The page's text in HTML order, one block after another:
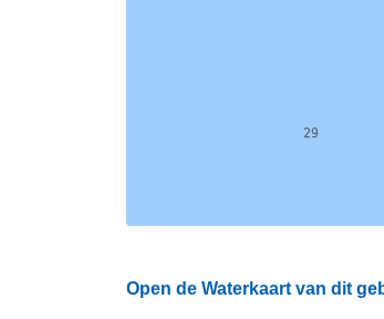
Open de Waterkaart van dit